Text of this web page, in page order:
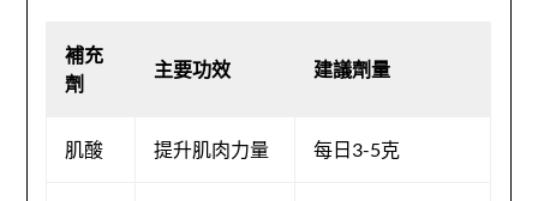
補充
劑
主要功效 建議劑量
肌酸 提升肌肉力量 每日3-5克